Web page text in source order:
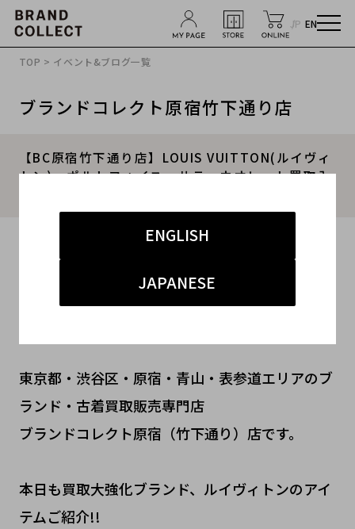
JP EN
ENGLISH
JAPANESE
TOP > イベント&ブログ一覧
ブランドコレクト原宿竹下通り店
【BC原宿竹下通り店】LOUIS VUITTON(ルイヴィ
トン) ポルトフォイユ・サラ ウオレット買取入
東京都・渋谷区・原宿・青山・表参道エリアのブ
ランド・古着買取販売専門店
ブランドコレクト原宿（竹下通り）店です。
本日も買取大強化ブランド、ルイヴィトンのアイ
テムご紹介!!